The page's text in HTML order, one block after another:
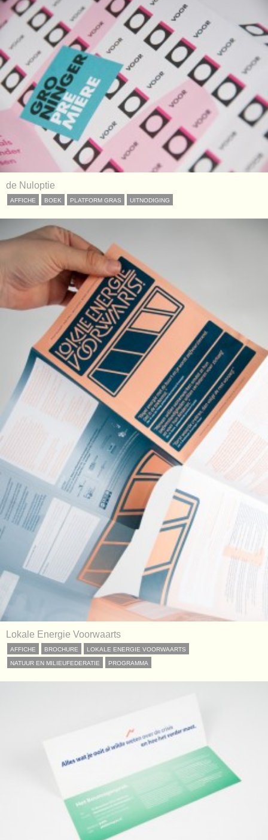
de Nuloptie
AFFICHE BOEK PLATFORM GRAS UITNODIGING
Lokale Energie Voorwaarts
AFFICHE BROCHURE LOKALE ENERGIE VOORWAARTS
NATUUR EN MILIEUFEDERATIE PROGRAMMA